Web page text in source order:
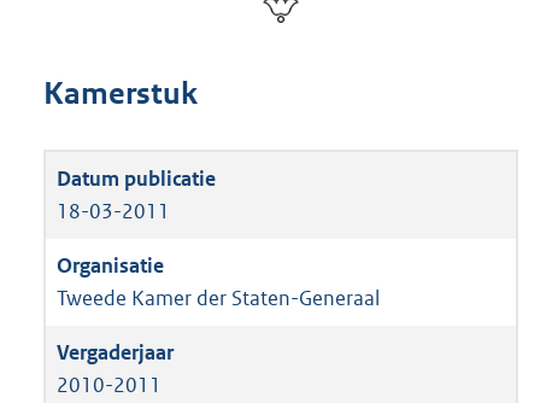
Kamerstuk
18-03-2011
Tweede Kamer der Staten-Generaal
2010-2011